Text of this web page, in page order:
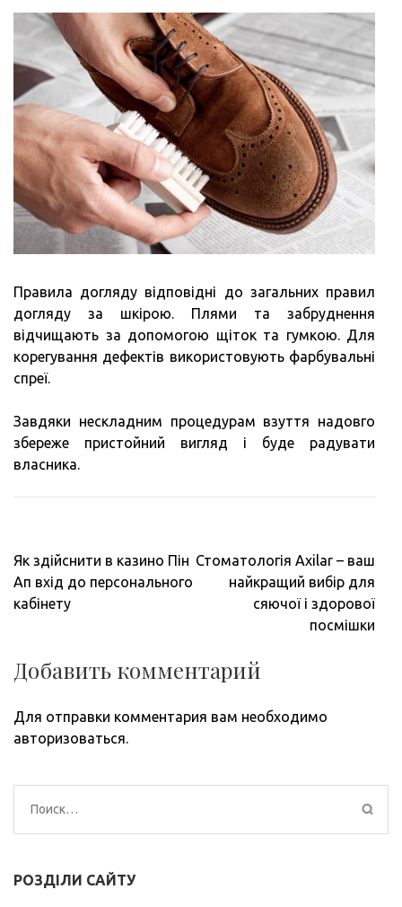
Правила догляду відповідні до загальних правил
догляду за шкірою. Плями та забруднення
відчищають за допомогою щіток та гумкою. Для
корегування дефектів використовують фарбувальні
спреї.
Завдяки нескладним процедурам взуття надовго
збереже пристойний вигляд і буде радувати
власника.
Навигация
по
записям
Як здійснити в казино Пін
Ап вхід до персонального
кабінету
Стоматологія Axilar – ваш
найкращий вибір для
сяючої і здорової
посмішки
Добавить комментарий
Для отправки комментария вам необходимо
авторизоваться
Найти:
РОЗДІЛИ САЙТУ